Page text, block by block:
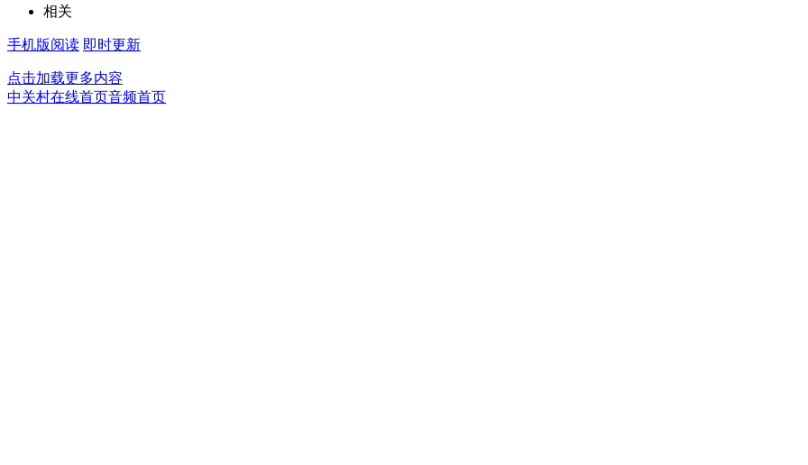
相关
手机版阅读 即时更新
点击加载更多内容
中关村在线首页音频首页